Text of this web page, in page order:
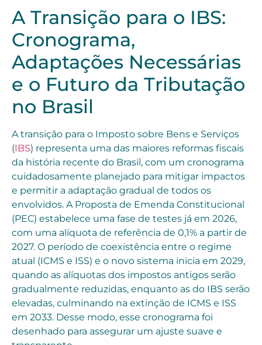
A Transição para o IBS:
Cronograma,
Adaptações Necessárias
e o Futuro da Tributação
no Brasil
A transição para o Imposto sobre Bens e Serviços
(IBS) representa uma das maiores reformas fiscais
da história recente do Brasil, com um cronograma
cuidadosamente planejado para mitigar impactos
e permitir a adaptação gradual de todos os
envolvidos. A Proposta de Emenda Constitucional
(PEC) estabelece uma fase de testes já em 2026,
com uma alíquota de referência de 0,1% a partir de
2027. O período de coexistência entre o regime
atual (ICMS e ISS) e o novo sistema inicia em 2029,
quando as alíquotas dos impostos antigos serão
gradualmente reduzidas, enquanto as do IBS serão
elevadas, culminando na extinção de ICMS e ISS
em 2033. Desse modo, esse cronograma foi
desenhado para assegurar um ajuste suave e